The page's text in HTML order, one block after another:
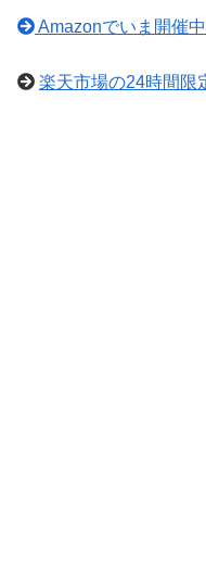
Amazonでいま開催
楽天市場の24時間限